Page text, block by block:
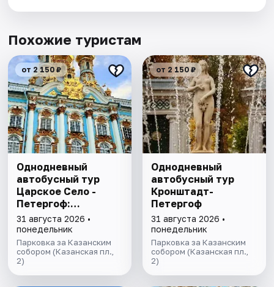
Похожие туристам
от 2 150 ₽
Однодневный
автобусный тур
Царское Село -
Петергоф:
"Янтарная комната
и Фонтаны
Петергофа за 1
день"
31 августа 2026 •
понедельник
Парковка за Казанским
собором (Казанская пл.,
2)
от 2 150 ₽
Однодневный
автобусный тур
Кронштадт-
Петергоф
31 августа 2026 •
понедельник
Парковка за Казанским
собором (Казанская пл.,
2)